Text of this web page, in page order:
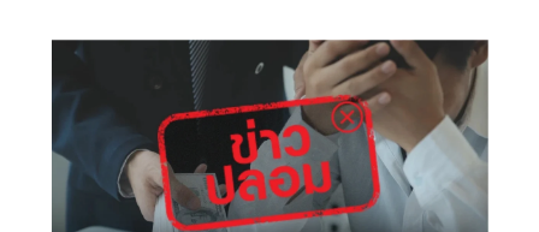
การกำชับเพื่อไม่ให้เกิดการบานปลายอย่างไรหรือไม่ ว่า เมื่อวัน